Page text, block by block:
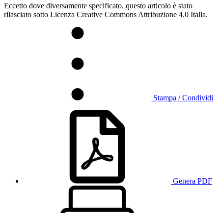
Eccetto dove diversamente specificato, questo articolo è stato
rilasciato sotto Licenza Creative Commons Attribuzione 4.0 Italia.
Stampa / Condividi
Genera PDF